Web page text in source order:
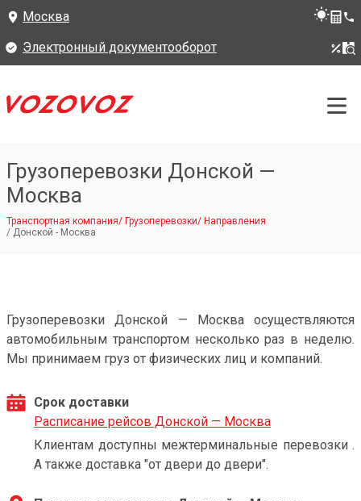
Москва
Электронный документооборот
Грузоперевозки Донской —
Москва
Транспортная компания/ Грузоперевозки/ Направления
/ Донской - Москва
Грузоперевозки Донской — Москва осуществляются
автомобильным транспортом несколько раз в неделю.
Мы принимаем груз от физических лиц и компаний.
Срок доставки
Расписание рейсов Донской — Москва
Клиентам доступны межтерминальные перевозки .
А также доставка "от двери до двери".